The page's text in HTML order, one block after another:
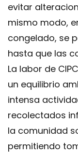
evitar
mismo modo,
congelado, se
hasta que las
La labor de
un equilibrio
intensa
recolectados
la comunidad
permitiendo